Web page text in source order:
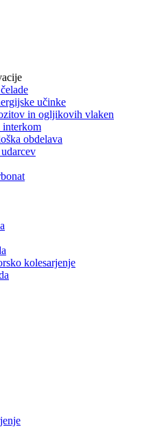
učinke
in ogljikovih vlaken
interkom
obdelava
kolesarjenje